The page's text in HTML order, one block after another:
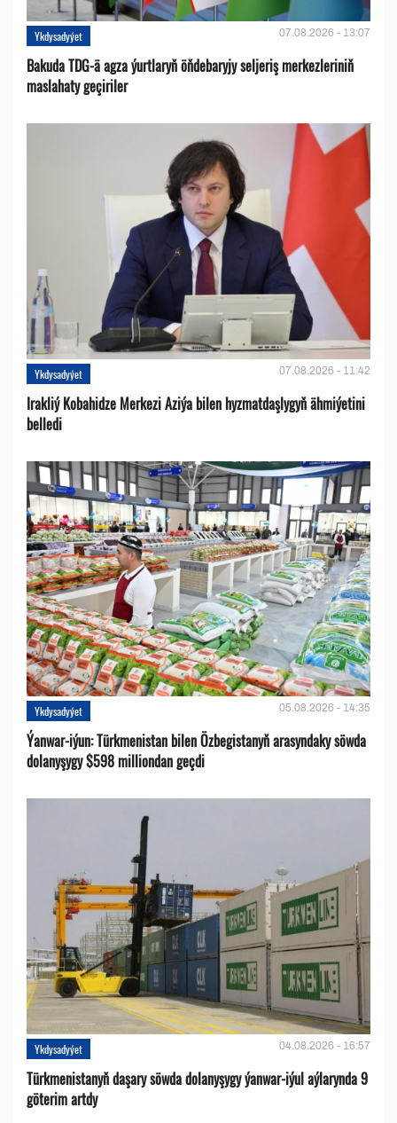
Ykdysadyýet 07.08.2026 - 13:07
Bakuda TDG-ä agza ýurtlaryň öňdebaryjy seljeriş merkezleriniň
maslahaty geçiriler
Ykdysadyýet 07.08.2026 - 11:42
Irakliý Kobahidze Merkezi Aziýa bilen hyzmatdaşlygyň ähmiýetini
belledi
Ykdysadyýet 05.08.2026 - 14:35
Ýanwar-iýun: Türkmenistan bilen Özbegistanyň arasyndaky söwda
dolanyşygy $598 milliondan geçdi
Ykdysadyýet 04.08.2026 - 16:57
Türkmenistanyň daşary söwda dolanyşygy ýanwar-iýul aýlarynda 9
göterim artdy